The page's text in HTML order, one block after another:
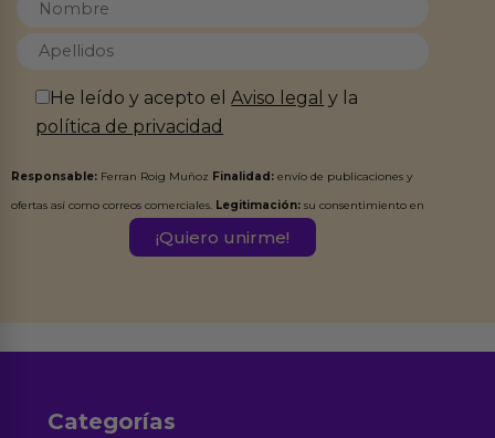
He leído y acepto elAviso legal y la
política de privacidad
Responsable: Ferran Roig Muñoz Finalidad: envío de publicaciones y
ofertas así como correos comerciales. Legitimación: su consentimiento en
Destinatarios:Ferran Roig Muñoz. Podrás ejercer tus
Categorías